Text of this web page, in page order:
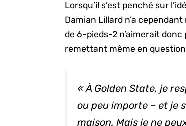
Lorsqu’il s’est penché sur
Damian Lillard n’a
de 6-pieds-2 n’aimerait
remettant même en question
« À Golden State, je
ou peu importe – et je
maison. Mais je ne